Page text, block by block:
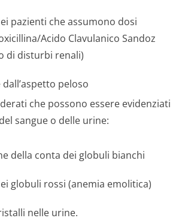
pazienti che assumono dosi
Acido Clavulanico Sandoz
di disturbi renali)
peloso
che possono essere evidenziati
sangue o delle urine:
della conta dei globuli bianchi
globuli rossi (anemia emolitica)
nelle urine.